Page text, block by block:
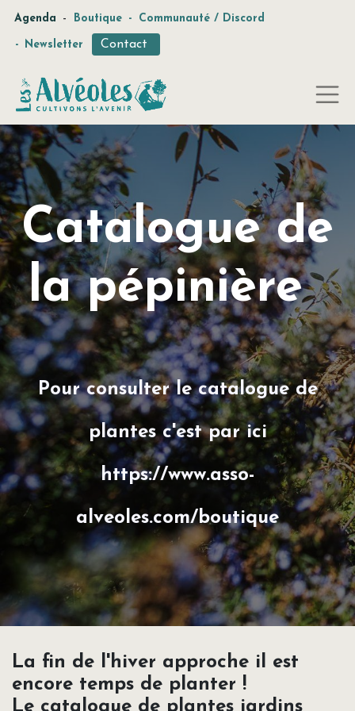
Agenda - Boutique - Communauté / Discord
- Newsletter Contact
Catalogue de
la pépinière
Pour consulter le catalogue de
plantes c'est par ici
https://www.asso-
alveoles.com/boutique
La fin de l'hiver approche il est
encore temps de planter !
Le catalogue de plantes jardins